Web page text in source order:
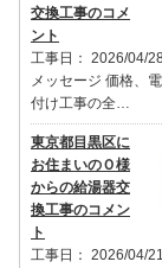
交換工事のコメ
ント
工事日： 2026/04/
メッセージ 価格、
付け工事の全…
東京都目黒区に
お住まいのＯ様
からの給湯器交
換工事のコメン
ト
工事日： 2026/04/